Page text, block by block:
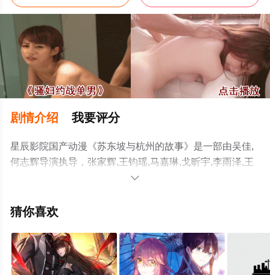
剧情介绍 我要评分
星辰影院国产动漫《苏东坡与杭州的故事》是一部由吴佳,
何志辉导演执导，张家辉,王钧瑶,马嘉琳,戈昕宇,李雨泽,王
诩,张加麒,苏阳林,司小幽,小五,顾炎,正正,王辅平,董灿,陈鸿
高清无删减完整版动漫全集就上星辰电影网，更多相关信

猜你喜欢